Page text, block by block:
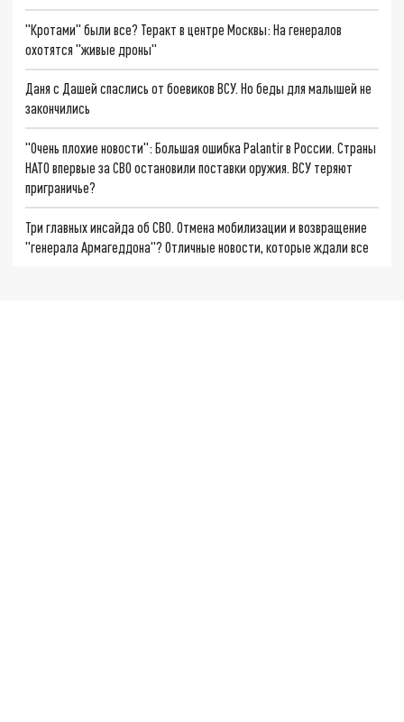
"Кротами" были все? Теракт в центре Москвы: На генералов
охотятся "живые дроны"
Даня с Дашей спаслись от боевиков ВСУ. Но беды для малышей не
закончились
"Очень плохие новости": Большая ошибка Palantir в России. Страны
НАТО впервые за СВО остановили поставки оружия. ВСУ теряют
приграничье?
Три главных инсайда об СВО. Отмена мобилизации и возвращение
"генерала Армагеддона"? Отличные новости, которые ждали все